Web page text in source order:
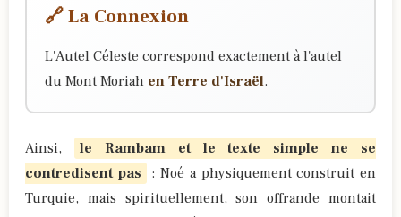
🔗 La Connexion
L'Autel Céleste correspond exactement à l'autel
du Mont Moriah en Terre d'Israël.
Ainsi,
le Rambam et le texte simple ne se
contredisent pas
: Noé a physiquement construit en
Turquie, mais spirituellement, son offrande montait